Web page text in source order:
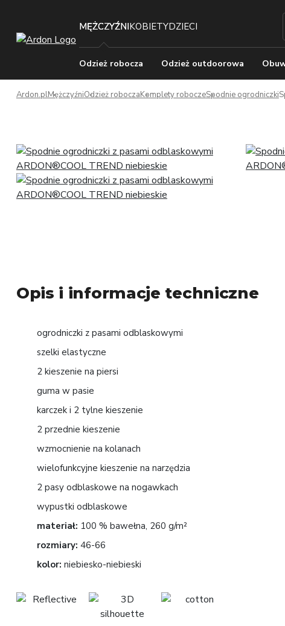
MĘŻCZYŹNIKOBIETYDZIECI
Odzież robocza Odzież outdoorowa
Ardon.plMężczyźniOdzież roboczaKomplety roboczeSpodnie ogrodniczki
Opis i informacje techniczne
ogrodniczki z pasami odblaskowymi
szelki elastyczne
2 kieszenie na piersi
guma w pasie
karczek i 2 tylne kieszenie
2 przednie kieszenie
wzmocnienie na kolanach
wielofunkcyjne kieszenie na narzędzia
2 pasy odblaskowe na nogawkach
wypustki odblaskowe
materiał: 100 % bawełna, 260 g/m²
rozmiary: 46-66
kolor: niebiesko-niebieski